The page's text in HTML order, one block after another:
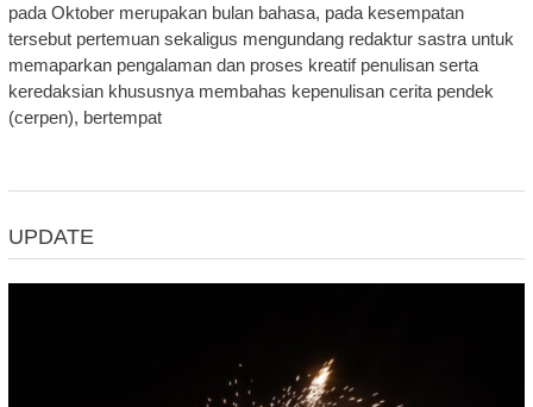
pada Oktober merupakan bulan bahasa, pada kesempatan
tersebut pertemuan sekaligus mengundang redaktur sastra untuk
memaparkan pengalaman dan proses kreatif penulisan serta
keredaksian khususnya membahas kepenulisan cerita pendek
(cerpen), bertempat
UPDATE